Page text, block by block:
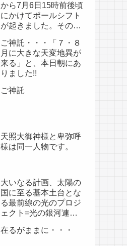
から7月6日15時前後頃
にかけてポールシフト
が起きました。その
事が必要不可欠なた
め、7月7日のお導き淡
路島は日本の原点であ
り古代太陽信仰の中心
点でもある伊弉諾宮、
他3ヵ所へのご神託あ
ご神託・・・「７・８
月に大きな天変地異が
来る」と、本日朝にあ
りました!!
ご神託
天照大御神様と卑弥呼
様は同一人物です。
大いなる計画、太陽の
国に至る基本土台とな
る最前線の光のプロジ
ェクト=光の銀河連盟
ち、宇宙規模での壮大
在るがままに・・・